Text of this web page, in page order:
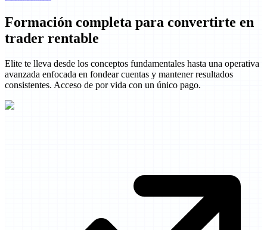
Formación completa para convertirte en
trader rentable
Elite te lleva desde los conceptos fundamentales hasta una operativa
avanzada enfocada en fondear cuentas y mantener resultados
consistentes. Acceso de por vida con un único pago.